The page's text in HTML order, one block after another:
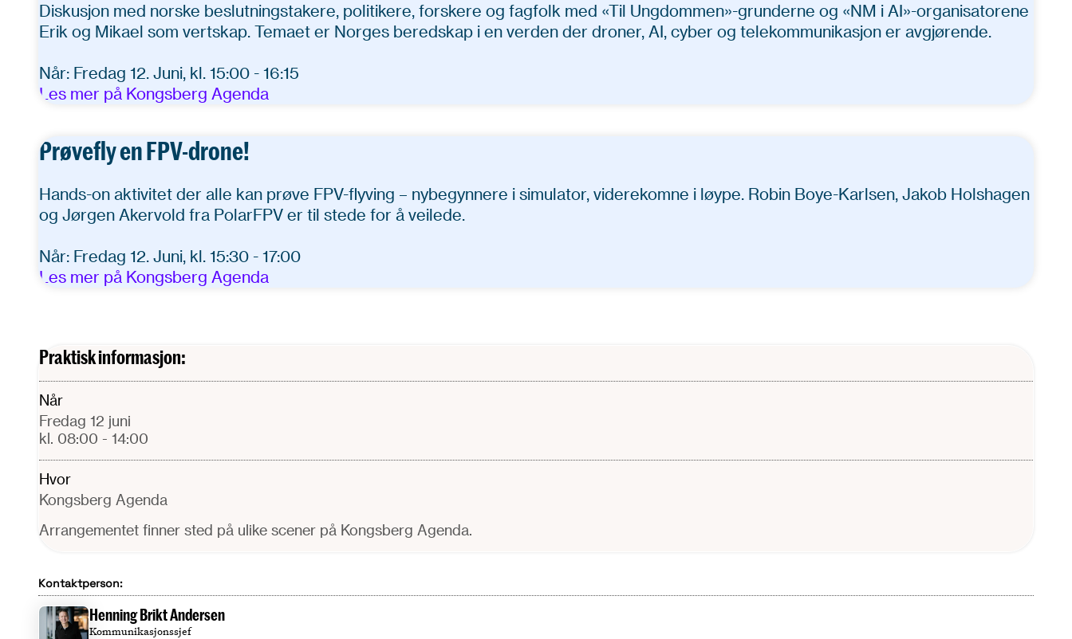
Diskusjon med norske beslutningstakere, politikere, forskere og fagfolk med «Til Ungdommen»-grunderne og «NM i AI»-organisatorene
Erik og Mikael som vertskap. Temaet er Norges beredskap i en verden der droner, AI, cyber og telekommunikasjon er avgjørende.
Når: Fredag 12. Juni, kl. 15:00 - 16:15
Les mer på Kongsberg Agenda
Prøvefly en FPV-drone!
Hands-on aktivitet der alle kan prøve FPV-flyving – nybegynnere i simulator, viderekomne i løype. Robin Boye-Karlsen, Jakob Holshagen
og Jørgen Akervold fra PolarFPV er til stede for å veilede.
Når: Fredag 12. Juni, kl. 15:30 - 17:00
Les mer på Kongsberg Agenda
Praktisk informasjon:
Når
fredag 12 juni
kl. 08:00 - 14:00
Hvor
Kongsberg Agenda
Arrangementet finner sted på ulike scener på Kongsberg Agenda.
Kontaktperson:
Henning Brikt Andersen
Kommunikasjonssjef